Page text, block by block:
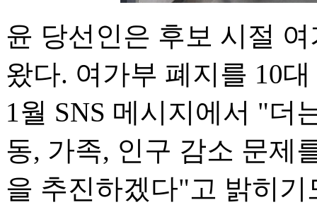
윤 당선인은 후보 시절
왔다. 여가부 폐지를 10
1월 SNS 메시지에서 "더
동, 가족, 인구 감소 문제
을 추진하겠다"고 밝히기